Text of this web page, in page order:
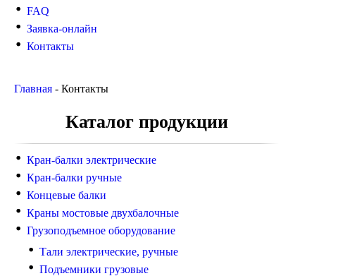
FAQ
Заявка-онлайн
Контакты
Главная - Контакты
Каталог продукции
Кран-балки электрические
Кран-балки ручные
Концевые балки
Краны мостовые двухбалочные
Грузоподъемное оборудование
Тали электрические, ручные
Подъемники грузовые